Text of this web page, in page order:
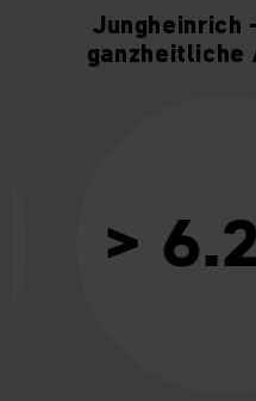
Jungheinrich
ganzheitliche
>